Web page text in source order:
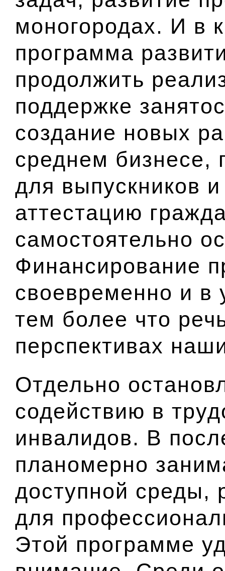
моногородах. И в
программа
продолжить
поддержке
создание новых
среднем бизнесе,
для выпускников
аттестацию
самостоятельно
Финансирование
своевременно и в
тем более что
перспективах
Отдельно
содействию в
инвалидов. В
планомерно
доступной среды,
для
Этой программе